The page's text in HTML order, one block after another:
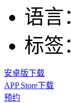
语言
标签
安卓版下载
APP Store下载
预约